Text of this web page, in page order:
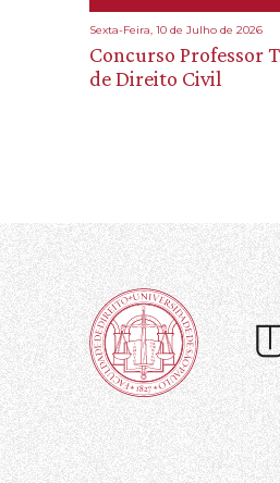
Sexta-Feira, 10 de Julho de 2026
Concurso Professor
de Direito Civil